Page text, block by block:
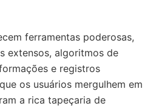
ferramentas poderosas,
extensos, algoritmos de
e registros
os usuários mergulhem em
a rica tapeçaria de